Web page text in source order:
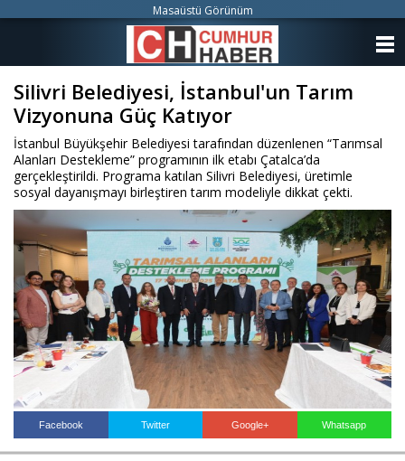
Silivri Belediyesi, İstanbul'un Tarım
Vizyonuna Güç Katıyor
İstanbul Büyükşehir Belediyesi tarafından düzenlenen “Tarımsal
Alanları Destekleme” programının ilk etabı Çatalca’da
gerçekleştirildi. Programa katılan Silivri Belediyesi, üretimle
sosyal dayanışmayı birleştiren tarım modeliyle dikkat çekti.
Facebook Twitter Google+ Whatsapp
Masaüstü Görünüm
KATEGORİLER
ANKETLER
FOTO GALERİ
VİDEO GALERİ
KÜNYE
İLETİŞİM